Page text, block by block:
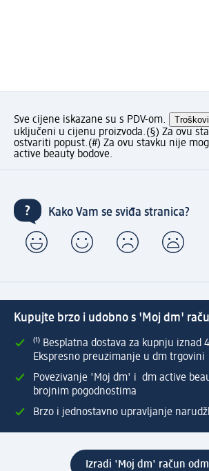
Sve cijene iskazane su s PDV-om.
uključeni u cijenu proizvoda.(§) Za ovu
ostvariti popust.(#) Za ovu stavku nije
active beauty bodove.
Kako Vam se sviđa stranica?
Kupujte brzo i udobno s 'Moj dm'
⁽¹⁾ Besplatna dostava za kupnju iznad
Ekspresno preuzimanje u dm trgovini
Povezivanje 'Moj dm' i dm active
brojnim pogodnostima
Brzo i jednostavno upravljanje
Izradi 'Moj dm' račun